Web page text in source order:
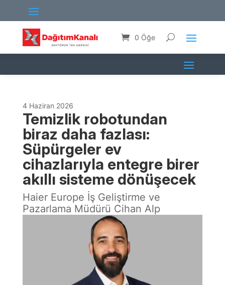
0 Öğe
4 Haziran 2026
Temizlik robotundan
biraz daha fazlası:
Süpürgeler ev
cihazlarıyla entegre birer
akıllı sisteme dönüşecek
Haier Europe İş Geliştirme ve
Pazarlama Müdürü Cihan Alp